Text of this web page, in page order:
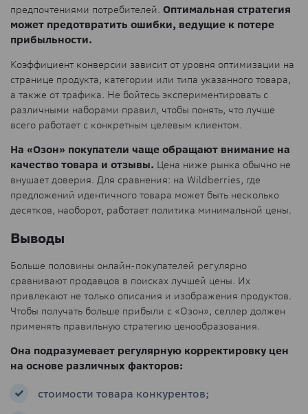
предпочтениями потребителей. Оптимальная стратегия
может предотвратить ошибки, ведущие к потере
прибыльности.
Коэффициент конверсии зависит от уровня оптимизации на
странице продукта, категории или типа указанного товара,
а также от трафика. Не бойтесь экспериментировать с
различными наборами правил, чтобы понять, что лучше
всего работает с конкретным целевым клиентом.
На «Озон» покупатели чаще обращают внимание на
качество товара и отзывы. Цена ниже рынка обычно не
внушает доверия. Для сравнения: на Wildberries, где
предложений идентичного товара может быть несколько
десятков, наоборот, работает политика минимальной цены.
Выводы
Больше половины онлайн-покупателей регулярно
сравнивают продавцов в поисках лучшей цены. Их
привлекают не только описания и изображения продуктов.
Чтобы получать больше прибыли с «Озон», селлер должен
применять правильную стратегию ценообразования.
Она подразумевает регулярную корректировку цен
на основе различных факторов:
стоимости товара конкурентов;